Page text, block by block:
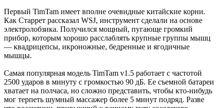
Первый TimTam имеет вполне очевидные китайские корни.
Как Старрет рассказал WSJ, инструмент сделали на основе
электролобзика. Получился мощный, пугающе громкий
прибор, которым хорошо расслаблять крупные группы мышц
— квадрицепсы, икроножные, бедренные и ягодичные
мышцы.
Самая популярная модель TimTam v1.5 работает с частотой
2500 ударов в минуту с громкостью 90 дБ. Ее съемной батареи
хватает на полчаса, но сложно представить, чтобы кто-нибудь
мог терпеть шумный массажер более 5 минут подряд. Разве